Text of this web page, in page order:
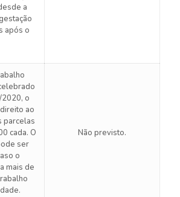
a
após o
o
ao
parcelas
cada. O
ser
o
mais de
Não previsto.